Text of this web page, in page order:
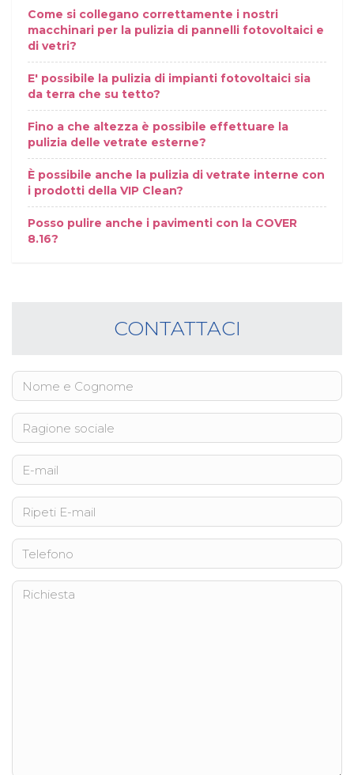
Come si collegano correttamente i nostri
macchinari per la pulizia di pannelli fotovoltaici e
di vetri?
E' possibile la pulizia di impianti fotovoltaici sia
da terra che su tetto?
Fino a che altezza è possibile effettuare la
pulizia delle vetrate esterne?
È possibile anche la pulizia di vetrate interne con
i prodotti della VIP Clean?
Posso pulire anche i pavimenti con la COVER
8.16?
CONTATTACI